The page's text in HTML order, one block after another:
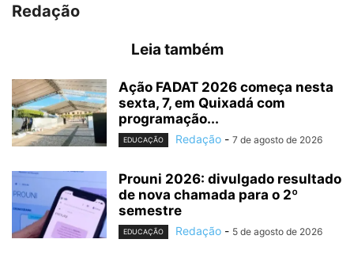
Redação
Leia também
Ação FADAT 2026 começa nesta
sexta, 7, em Quixadá com
programação...
EDUCAÇÃO Redação - 7 de agosto de 2026
Prouni 2026: divulgado resultado
de nova chamada para o 2º
semestre
EDUCAÇÃO Redação - 5 de agosto de 2026